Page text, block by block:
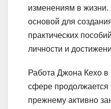
изменениям в жизни.
основой для
практических
личности и
Работа Джона Кехо в
сфере продолжается
прежнему активно